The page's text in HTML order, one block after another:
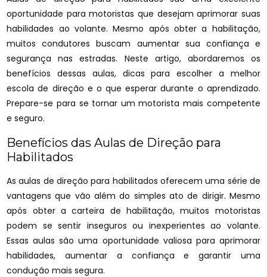
oportunidade para motoristas que desejam aprimorar suas
habilidades ao volante. Mesmo após obter a habilitação,
muitos condutores buscam aumentar sua confiança e
segurança nas estradas. Neste artigo, abordaremos os
benefícios dessas aulas, dicas para escolher a melhor
escola de direção e o que esperar durante o aprendizado.
Prepare-se para se tornar um motorista mais competente
e seguro.
Benefícios das Aulas de Direção para
Habilitados
As aulas de direção para habilitados oferecem uma série de
vantagens que vão além do simples ato de dirigir. Mesmo
após obter a carteira de habilitação, muitos motoristas
podem se sentir inseguros ou inexperientes ao volante.
Essas aulas são uma oportunidade valiosa para aprimorar
habilidades, aumentar a confiança e garantir uma
condução mais segura.